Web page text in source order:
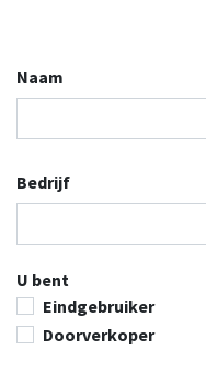
Naam
Bedrijf
U bent
Eindgebruiker
Doorverkoper